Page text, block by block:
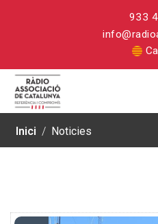
933
Inici / Noticies